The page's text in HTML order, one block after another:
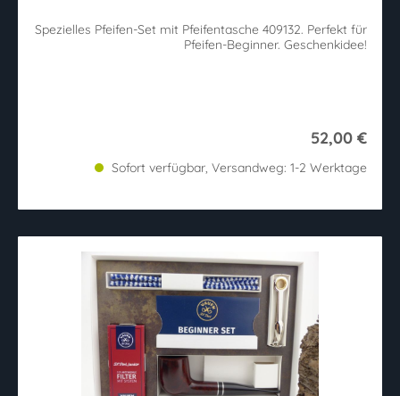
Spezielles Pfeifen-Set mit Pfeifentasche 409132. Perfekt für
Pfeifen-Beginner. Geschenkidee!
52,00 €
Sofort verfügbar, Versandweg: 1-2 Werktage